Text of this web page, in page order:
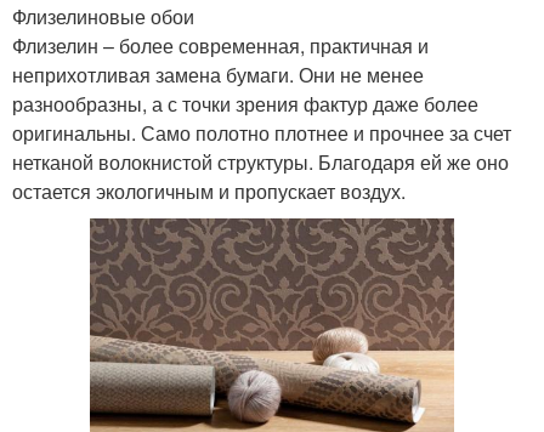
Флизелиновые обои
Флизелин – более современная, практичная и
неприхотливая замена бумаги. Они не менее
разнообразны, а с точки зрения фактур даже более
оригинальны. Само полотно плотнее и прочнее за счет
нетканой волокнистой структуры. Благодаря ей же оно
остается экологичным и пропускает воздух.